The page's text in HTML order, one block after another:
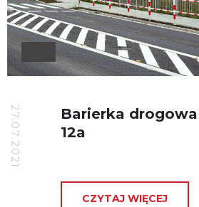
27.07.2021
Barierka drogowa
12a
CZYTAJ WIĘCEJ